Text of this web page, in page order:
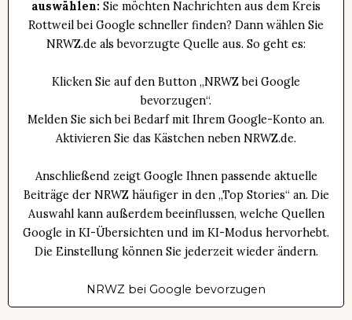
auswählen: Sie möchten Nachrichten aus dem Kreis
Rottweil bei Google schneller finden? Dann wählen Sie
NRWZ.de als bevorzugte Quelle aus. So geht es:
Klicken Sie auf den Button „NRWZ bei Google
bevorzugen“.
Melden Sie sich bei Bedarf mit Ihrem Google-Konto an.
Aktivieren Sie das Kästchen neben NRWZ.de.
Anschließend zeigt Google Ihnen passende aktuelle
Beiträge der NRWZ häufiger in den „Top Stories“ an. Die
Auswahl kann außerdem beeinflussen, welche Quellen
Google in KI-Übersichten und im KI-Modus hervorhebt.
Die Einstellung können Sie jederzeit wieder ändern.
NRWZ bei Google bevorzugen